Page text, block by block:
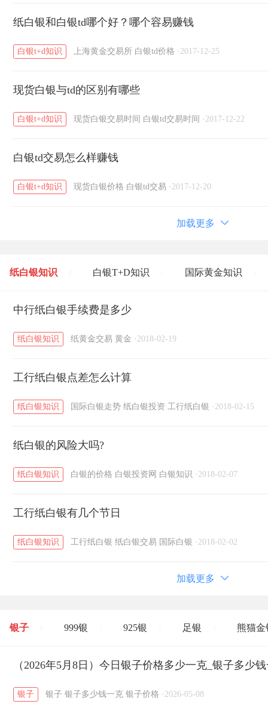
纸白银和白银td哪个好？哪个容易赚钱
白银t+d知识 上海黄金交易所 白银td价格 · 2017-12-25
现货白银与td的区别有哪些
白银t+d知识 现货白银交易时间 白银td交易时间 · 2017-12-22
白银td交易怎么样赚钱
白银t+d知识 现货白银价格 白银td交易 · 2017-12-20
加载更多
纸白银知识 白银T+D知识 国际黄金知识
黄金T+D知识 / 粤贵银知识
中行纸白银手续费是多少
纸白银知识 纸黄金交易 黄金 · 2018-02-19
工行纸白银点差怎么计算
纸白银知识 国际白银走势 纸白银投资 工行纸白银 · 2018-02-15
纸白银的风险大吗?
纸白银知识 白银的价格 白银投资网 白银知识 · 2018-02-07
工行纸白银有几个节日
纸白银知识 工行纸白银 纸白银交易 国际白银 · 2018-02-02
加载更多
银子 999银 925银 足银 熊猫金
开国纪念币 大清银币 / 长城币 / 老
菜百 周生生 周大生
（2026年5月8日）今日银子价格多少一克_银子多少
银子 银子 银子多少钱一克 银子价格 · 2026-05-08